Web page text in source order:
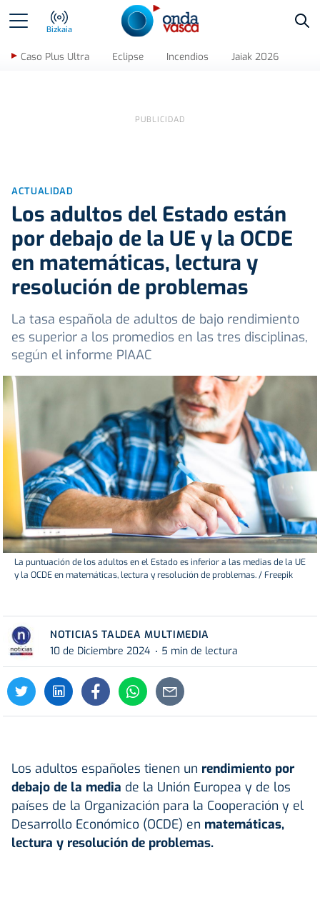
Bizkaia
Caso Plus Ultra Eclipse Incendios Jaiak 2026
ACTUALIDAD
Los adultos del Estado están
por debajo de la UE y la OCDE
en matemáticas, lectura y
resolución de problemas
La tasa española de adultos de bajo rendimiento
es superior a los promedios en las tres disciplinas,
según el informe PIAAC
La puntuación de los adultos en el Estado es inferior a las medias de la UE
y la OCDE en matemáticas, lectura y resolución de problemas. / Freepik
NOTICIAS TALDEA MULTIMEDIA
10 de Diciembre 2024
5 min de lectura
Los adultos españoles tienen un rendimiento por
debajo de la media de la Unión Europea y de los
países de la Organización para la Cooperación y el
Desarrollo Económico (OCDE) en matemáticas,
lectura y resolución de problemas.